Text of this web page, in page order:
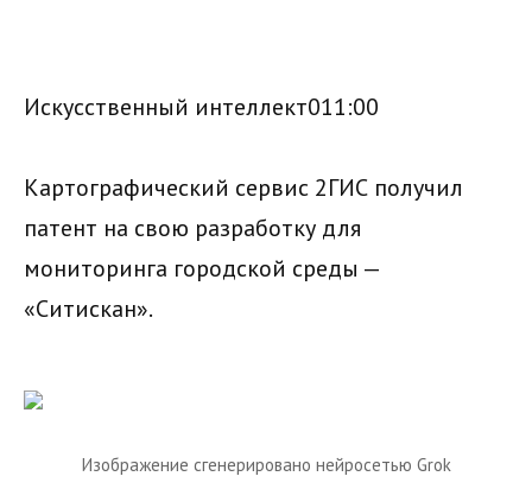
Искусственный интеллект011:00
Картографический сервис 2ГИС получил
патент на свою разработку для
мониторинга городской среды —
«Ситискан».
Изображение сгенерировано нейросетью Grok